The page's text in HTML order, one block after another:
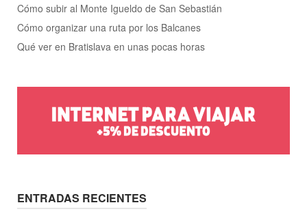
Cómo subir al Monte Igueldo de San Sebastián
Cómo organizar una ruta por los Balcanes
Qué ver en Bratislava en unas pocas horas
ENTRADAS RECIENTES